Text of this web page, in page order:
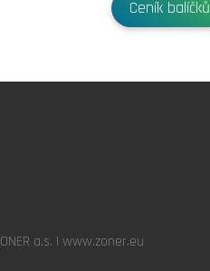
Ceník balíčků
a.s. | www.zoner.eu